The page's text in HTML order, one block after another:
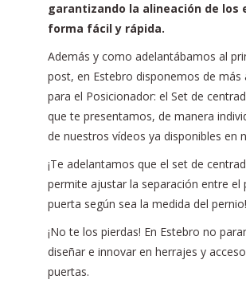
garantizando la alineación de los
forma fácil y rápida.
Además y como adelantábamos al
post, en Estebro disponemos de más
para el Posicionador: el Set de
que te presentamos, de manera
de nuestros vídeos ya disponibles en
¡Te adelantamos que el set de
permite ajustar la separación entre el
puerta según sea la medida del pernio!
¡No te los pierdas! En Estebro no
diseñar e innovar en herrajes y
puertas.